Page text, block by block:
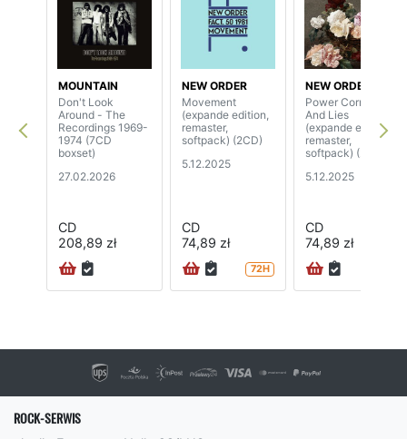
MOUNTAIN
Don't Look
Around - The
Recordings 1969-
1974 (7CD
boxset)
27.02.2026
CD
208,89 zł
NEW ORDER
Movement
(expande edition,
remaster,
softpack) (2CD)
5.12.2025
CD
74,89 zł
72H
NEW ORDER
Power Corruption
And Lies
(expande edition,
remaster,
softpack) (2CD)
5.12.2025
CD
74,89 zł
ROCK-SERWIS